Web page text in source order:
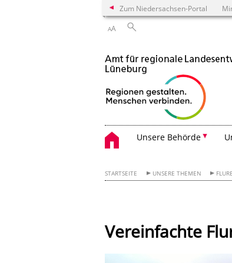
Zum Niedersachsen-Portal
AA
Unsere Behörde
STARTSEITE UNSERE THEMEN
Vereinfachte